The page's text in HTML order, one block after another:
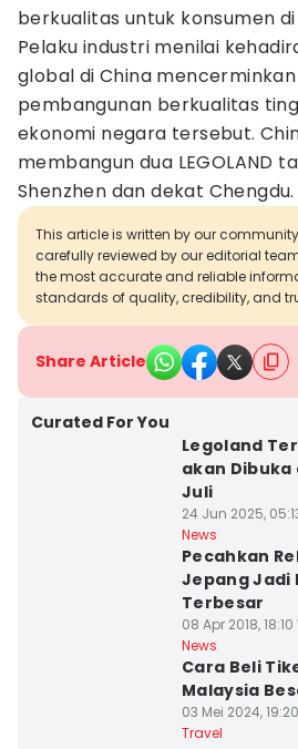
berkualitas untuk konsumen di
Pelaku industri menilai
global di China
pembangunan berkualitas
ekonomi negara tersebut.
membangun dua LEGOLAND
Shenzhen dan dekat Chengdu.
This article is written by our
carefully reviewed by our editorial
the most accurate and reliable
standards of quality, credibility, and
Share Article
Curated For You
Legoland
akan Dibuka
Juli
24 Jun 2025,
News
Pecahkan
Jepang Jadi
Terbesar
08 Apr 2018, 18:10
News
Cara Beli
Malaysia
03 Mei 2024,
Travel